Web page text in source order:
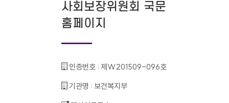
사회보장위원회 국문
홈페이지
인증번호 : 제W201509-096호
기관명 : 보건복지부